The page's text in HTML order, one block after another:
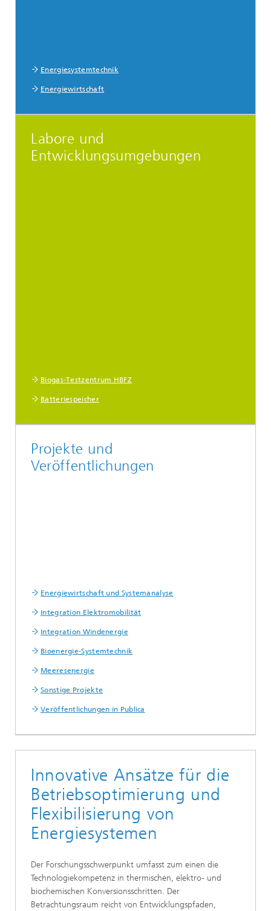
Energiesystemtechnik
Energiewirtschaft
Labore und
Entwicklungsumgebungen
Biogas-Testzentrum HBFZ
Batteriespeicher
Projekte und
Veröffentlichungen
Energiewirtschaft und Systemanalyse
Integration Elektromobilität
Integration Windenergie
Bioenergie-Systemtechnik
Meeresenergie
Sonstige Projekte
Veröffentlichungen in Publica
Innovative Ansätze für die
Betriebsoptimierung und
Flexibilisierung von
Energiesystemen
Der Forschungsschwerpunkt umfasst zum einen die
Technologiekompetenz in thermischen, elektro- und
biochemischen Konversionsschritten. Der
Betrachtungsraum reicht von Entwicklungspfaden,